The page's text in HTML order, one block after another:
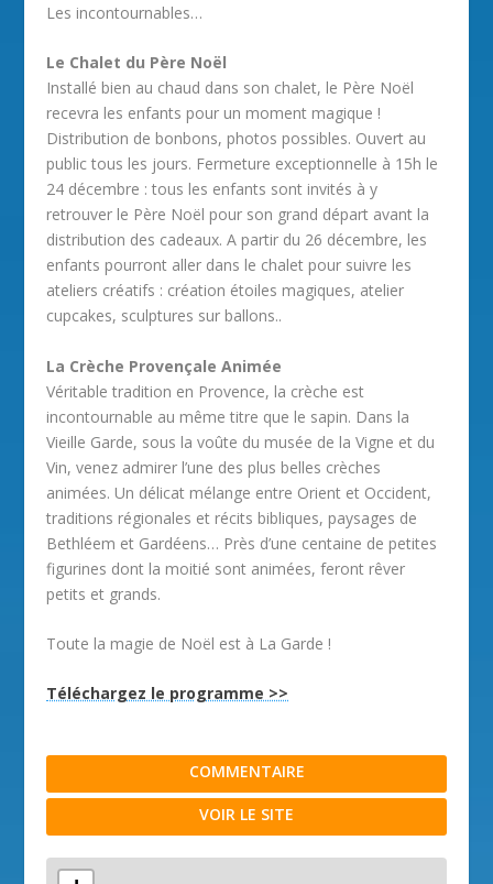
Les incontournables…
Le Chalet du Père Noël
Installé bien au chaud dans son chalet, le Père Noël
recevra les enfants pour un moment magique !
Distribution de bonbons, photos possibles. Ouvert au
public tous les jours. Fermeture exceptionnelle à 15h le
24 décembre : tous les enfants sont invités à y
retrouver le Père Noël pour son grand départ avant la
distribution des cadeaux. A partir du 26 décembre, les
enfants pourront aller dans le chalet pour suivre les
ateliers créatifs : création étoiles magiques, atelier
cupcakes, sculptures sur ballons..
La Crèche Provençale Animée
Véritable tradition en Provence, la crèche est
incontournable au même titre que le sapin. Dans la
Vieille Garde, sous la voûte du musée de la Vigne et du
Vin, venez admirer l’une des plus belles crèches
animées. Un délicat mélange entre Orient et Occident,
traditions régionales et récits bibliques, paysages de
Bethléem et Gardéens… Près d’une centaine de petites
figurines dont la moitié sont animées, feront rêver
petits et grands.
Toute la magie de Noël est à La Garde !
Téléchargez le programme >>
COMMENTAIRE
VOIR LE SITE